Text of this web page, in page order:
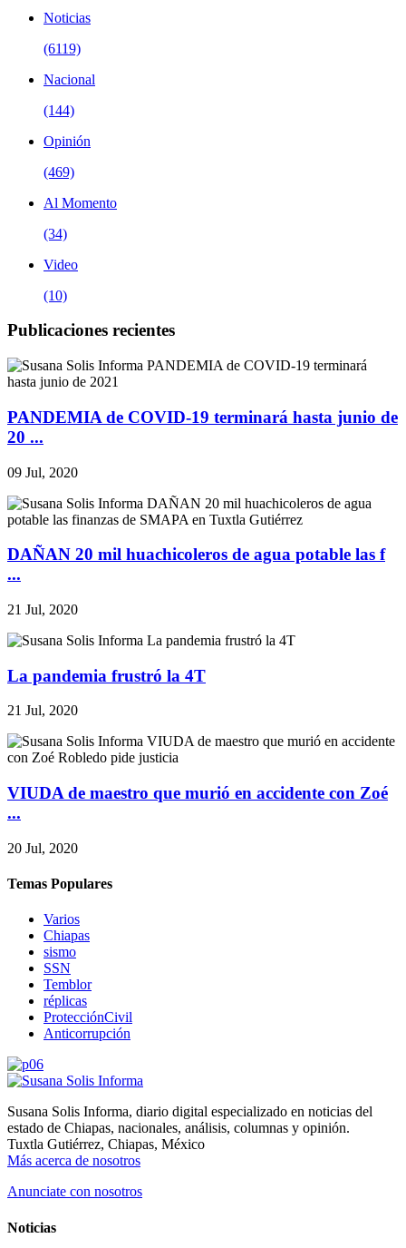
Noticias
(6119)
Nacional
(144)
Opinión
(469)
Al Momento
(34)
Video
(10)
Publicaciones recientes
PANDEMIA de COVID-19 terminará hasta junio de
20 ...
09 Jul, 2020
DAÑAN 20 mil huachicoleros de agua potable las f
...
21 Jul, 2020
La pandemia frustró la 4T
21 Jul, 2020
VIUDA de maestro que murió en accidente con Zoé
...
20 Jul, 2020
Temas Populares
Varios
Chiapas
sismo
SSN
Temblor
réplicas
ProtecciónCivil
Anticorrupción
Susana Solis Informa, diario digital especializado en noticias del
estado de Chiapas, nacionales, análisis, columnas y opinión.
Tuxtla Gutiérrez, Chiapas, México
Más acerca de nosotros
Anunciate con nosotros
Noticias